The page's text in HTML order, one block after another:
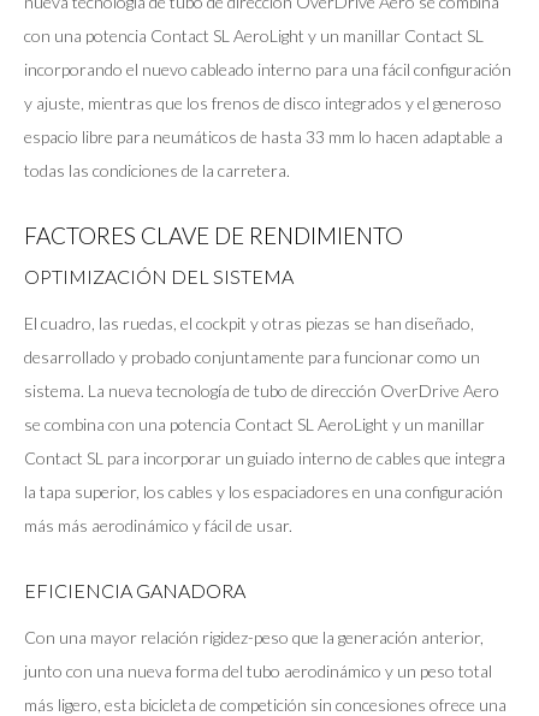
con una potencia Contact SL AeroLight y un manillar Contact SL
incorporando el nuevo cableado interno para una fácil configuración
y ajuste, mientras que los frenos de disco integrados y el generoso
espacio libre para neumáticos de hasta 33 mm lo hacen adaptable a
todas las condiciones de la carretera.
FACTORES CLAVE DE RENDIMIENTO
OPTIMIZACIÓN DEL SISTEMA
El cuadro, las ruedas, el cockpit y otras piezas se han diseñado,
desarrollado y probado conjuntamente para funcionar como un
sistema. La nueva tecnología de tubo de dirección OverDrive Aero
se combina con una potencia Contact SL AeroLight y un manillar
Contact SL para incorporar un guiado interno de cables que integra
la tapa superior, los cables y los espaciadores en una configuración
más más aerodinámico y fácil de usar.
EFICIENCIA GANADORA
Con una mayor relación rigidez-peso que la generación anterior,
junto con una nueva forma del tubo aerodinámico y un peso total
más ligero, esta bicicleta de competición sin concesiones ofrece una